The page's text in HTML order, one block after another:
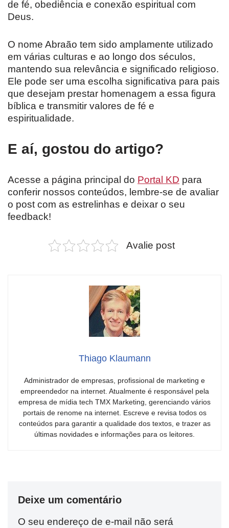
de fé, obediência e conexão espiritual com
Deus.
O nome Abraão tem sido amplamente utilizado
em várias culturas e ao longo dos séculos,
mantendo sua relevância e significado religioso.
Ele pode ser uma escolha significativa para pais
que desejam prestar homenagem a essa figura
bíblica e transmitir valores de fé e
espiritualidade.
E aí, gostou do artigo?
Acesse a página principal do Portal KD para
conferir nossos conteúdos, lembre-se de avaliar
o post com as estrelinhas e deixar o seu
feedback!
Avalie post
Thiago Klaumann
Administrador de empresas, profissional de marketing e
empreendedor na internet. Atualmente é responsável pela
empresa de mídia tech TMX Marketing, gerenciando vários
portais de renome na internet. Escreve e revisa todos os
conteúdos para garantir a qualidade dos textos, e trazer as
últimas novidades e informações para os leitores.
Deixe um comentário
O seu endereço de e-mail não será